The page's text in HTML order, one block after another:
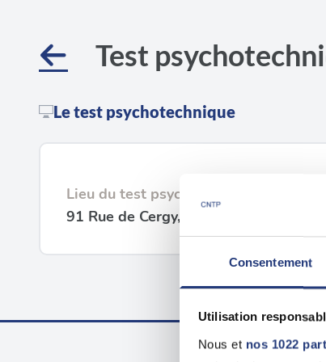
Consentement
Utilisation
Nous et nos 1022
Test
Le test psychotechnique
Lieu du test psychotechnique
91 Rue de Cergy, 78700 Conflans-